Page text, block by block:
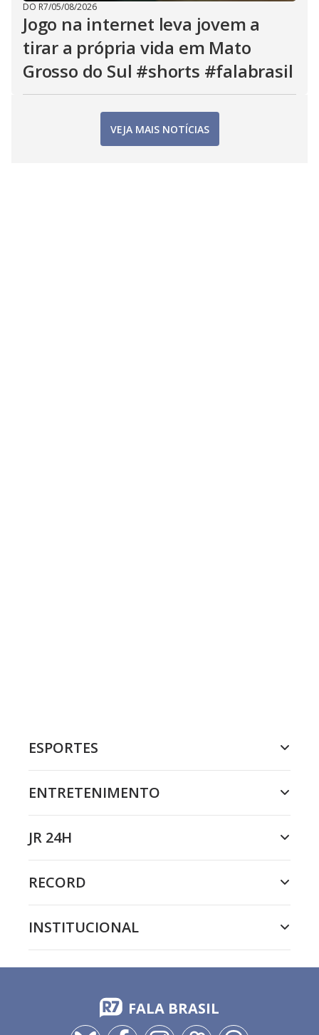
DO R7/05/08/2026
Jogo na internet leva jovem a
tirar a própria vida em Mato
Grosso do Sul #shorts #falabrasil
VEJA MAIS NOTÍCIAS
ESPORTES
ENTRETENIMENTO
JR 24H
RECORD
INSTITUCIONAL
FALA BRASIL